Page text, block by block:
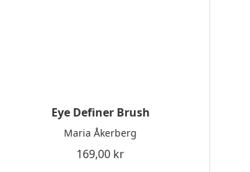
Eye Definer Brush
Maria Åkerberg
169,00 kr